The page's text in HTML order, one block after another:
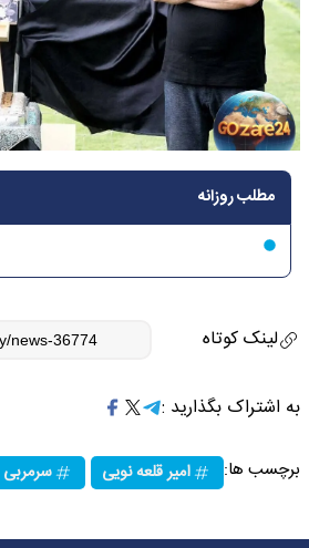
مطلب روزانه
لینک کوتاه
به اشتراک بگذارید :
برچسب ها: امیر قلعه نویی سرمربی